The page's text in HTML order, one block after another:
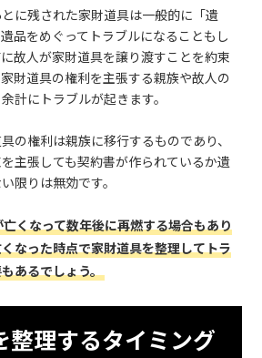
に残された家財道具は一般的に「遺
品をめぐってトラブルになることもし
故人が家財道具を譲り渡すことを約束
財道具の権利を主張する親族や故人の
計にトラブルが起きます。
の権利は親族に移行するものであり、
主張しても契約書が作られているか遺
限りは無効です。
くなって数年後に再燃する場合もあり
なった時点で家財道具を整理してトラ
あるでしょう。
整理するタイミング